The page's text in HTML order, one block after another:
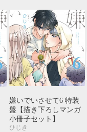
嫌いでいさせて6 特装
盤【描き下ろしマンガ
小冊子セット】
ひじき